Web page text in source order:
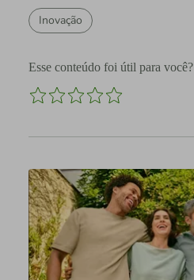
Inovação
Esse conteúdo foi útil para você?